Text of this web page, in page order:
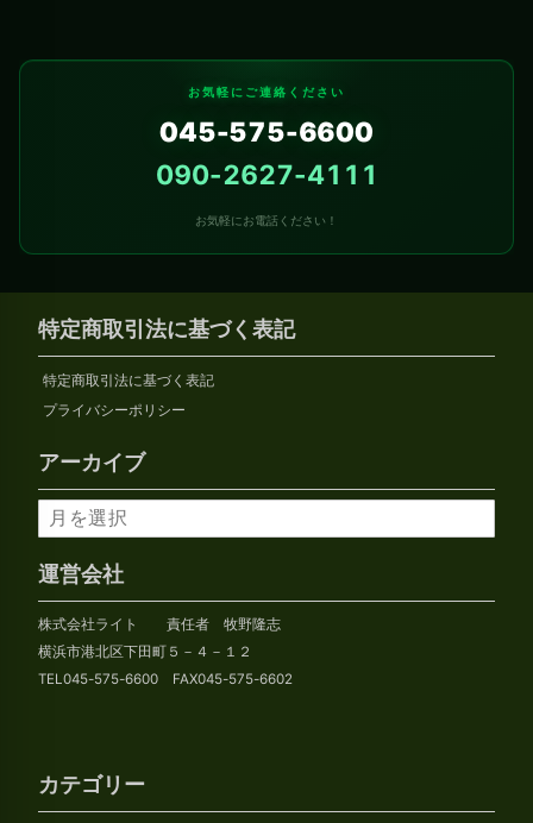
お気軽にご連絡ください
045-575-6600
090-2627-4111
お気軽にお電話ください！
特定商取引法に基づく表記
特定商取引法に基づく表記
プライバシーポリシー
アーカイブ
ア
ー
カ
イ
ブ
運営会社
株式会社ライト 責任者 牧野隆志
横浜市港北区下田町５－４－１２
TEL045-575-6600 FAX045-575-6602
カテゴリー